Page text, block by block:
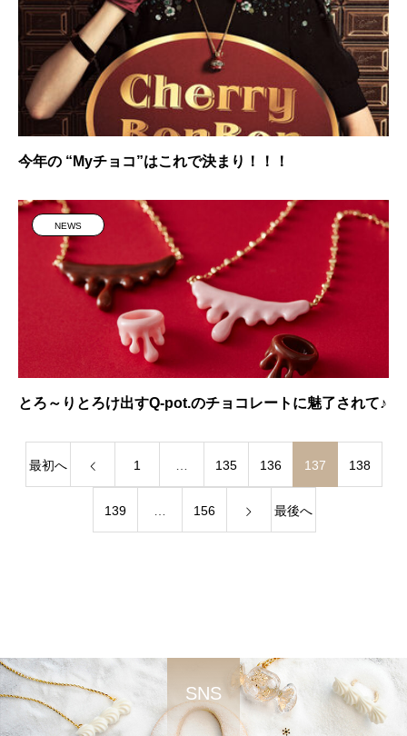
今年の “Myチョコ”はこれで決まり！！！
NEWS
とろ～りとろけ出すQ-pot.のチョコレートに魅了されて♪
最初へ 1 135 136 137 138
139 156 最後へ
SNS